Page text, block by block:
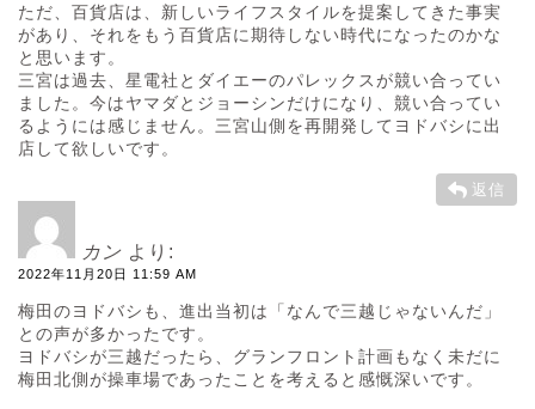
ただ、百貨店は、新しいライフスタイルを提案してきた事実
があり、それをもう百貨店に期待しない時代になったのかな
と思います。
三宮は過去、星電社とダイエーのパレックスが競い合ってい
ました。今はヤマダとジョーシンだけになり、競い合ってい
るようには感じません。三宮山側を再開発してヨドバシに出
店して欲しいです。
返信
カン より:
2022年11月20日 11:59 AM
梅田のヨドバシも、進出当初は「なんで三越じゃないんだ」
との声が多かったです。
ヨドバシが三越だったら、グランフロント計画もなく未だに
梅田北側が操車場であったことを考えると感慨深いです。